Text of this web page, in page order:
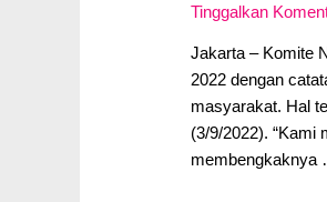
Tinggalkan
Jakarta – Komite
2022 dengan
masyarakat. Hal
(3/9/2022). “Kami
membengkaknya